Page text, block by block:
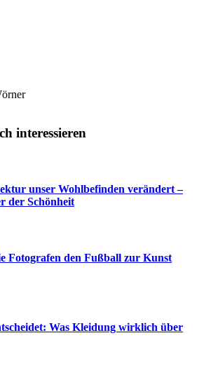
interessieren
unser Wohlbefinden verändert –
der Schönheit
Fotografen den Fußball zur Kunst
Was Kleidung wirklich über